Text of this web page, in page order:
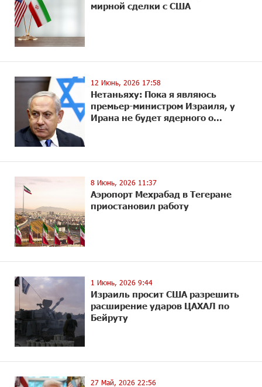
мирной сделки с США
12 Июнь, 2026 17:58
Нетаньяху: Пока я являюсь
премьер-министром Израиля, у
Ирана не будет ядерного о...
8 Июнь, 2026 11:37
Аэропорт Мехрабад в Тегеране
приостановил работу
1 Июнь, 2026 9:44
Израиль просит США разрешить
расширение ударов ЦАХАЛ по
Бейруту
27 Май, 2026 22:56